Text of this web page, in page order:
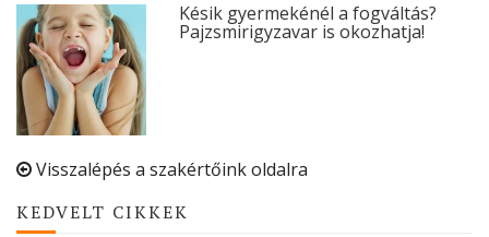
Késik gyermekénél a fogváltás?
Pajzsmirigyzavar is okozhatja!
Visszalépés a szakértőink oldalra
KEDVELT CIKKEK